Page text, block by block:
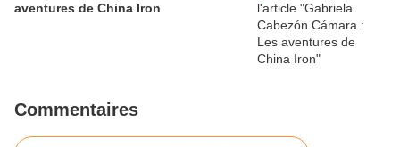
aventures de China Iron
Commentaires